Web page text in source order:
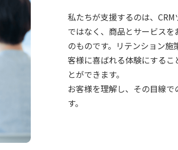
私たちが支援するのは、
ではなく、商品とサービス
のものです。リテンション
客様に喜ばれる体験にする
とができます。
お客様を理解し、その目線
す。